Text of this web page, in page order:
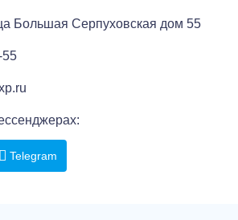
Большая Серпуховская дом 55
55
Telegram